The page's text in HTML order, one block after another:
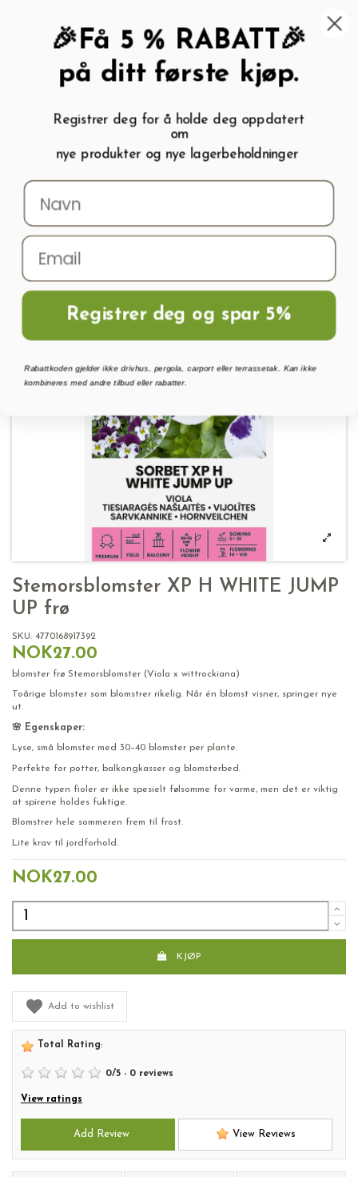
My wishlist ( 0
Menu Søk Logg inn Handlevogn
Hjem
Stemorsblomster XP H WHITE JUMP UP
Stemorsblomster XP H WHITE JUMP
UP frø
SKU: 4770168917392
NOK27.00
blomster frø Stemorsblomster (Viola x wittrockiana)
Toårige blomster som blomstrer rikelig. Når én blomst visner, springer nye
ut.
🌸 Egenskaper:
Lyse, små blomster med 30–40 blomster per plante.
Perfekte for potter, balkongkasser og blomsterbed.
Denne typen fioler er ikke spesielt følsomme for varme, men det er viktig
at spirene holdes fuktige.
Blomstrer hele sommeren frem til frost.
Lite krav til jordforhold.
NOK27.00
KJØP
Add to wishlist
Total Rating:
0/5 - 0 reviews
View ratings
Add Review View Reviews
🎉Få 5 % RABATT🎉
på ditt første kjøp.
Registrer deg for å holde deg oppdatert
om
nye produkter og nye lagerbeholdninger
Registrer deg og spar 5%
Rabattkoden gjelder ikke drivhus, pergola, carport eller terrassetak. Kan ikke
kombineres med andre tilbud eller rabatter.